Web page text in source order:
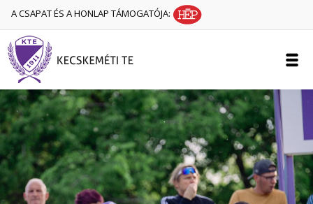
A CSAPAT ÉS A HONLAP TÁMOGATÓJA: